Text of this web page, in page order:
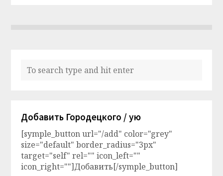
Добавить Городецкого / ую
[symple_button url="/add" color="grey"
size="default" border_radius="3px"
target="self" rel="" icon_left=""
icon_right=""]Добавить[/symple_button]